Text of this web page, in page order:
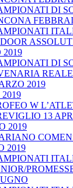
DI
2019
DI
2019
W
13
2019
2019